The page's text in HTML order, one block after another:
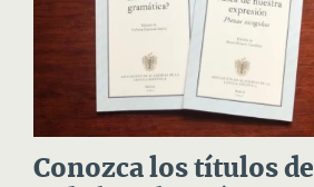
Conozca los títulos de